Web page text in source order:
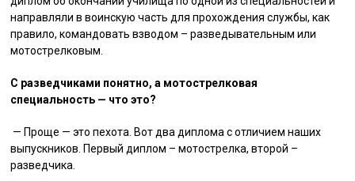
направляли в воинскую часть для прохождения службы, как
правило, командовать взводом – разведывательным или
мотострелковым.
С разведчиками понятно, а мотострелковая
специальность — что это?
— Проще — это пехота. Вот два диплома с отличием наших
выпускников. Первый диплом – мотострелка, второй –
разведчика.